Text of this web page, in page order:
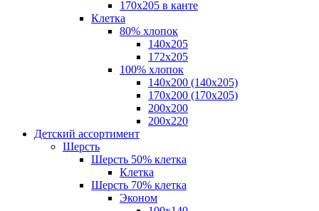
170х205 в канте
Клетка
80% хлопок
140x205
172х205
100% хлопок
140x200 (140х205)
170x200 (170х205)
200х200
200х220
Детский ассортимент
Шерсть
Шерсть 50% клетка
Клетка
Шерсть 70% клетка
Эконом